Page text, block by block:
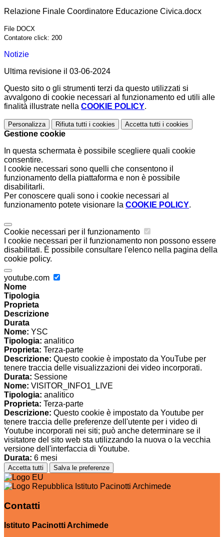
Relazione Finale Coordinatore Educazione Civica.docx
File DOCX
Contatore click: 200
Notizie
Ultima revisione il 03-06-2024
Questo sito o gli strumenti terzi da questo utilizzati si
avvalgono di cookie necessari al funzionamento ed utili alle
finalità illustrate nella COOKIE POLICY.
Personalizza Rifiuta tutti i cookies Accetta tutti i cookies
Gestione cookie
In questa schermata è possibile scegliere quali cookie
consentire.
I cookie necessari sono quelli che consentono il
funzionamento della piattaforma e non è possibile
disabilitarli.
Per conoscere quali sono i cookie necessari al
funzionamento potete visionare la COOKIE POLICY.
Cookie necessari per il funzionamento
I cookie necessari per il funzionamento non possono essere
disabilitati. È possibile consultare l'elenco nella pagina della
cookie policy.
youtube.com
Nome
Tipologia
Proprieta
Descrizione
Durata
Nome: YSC
Tipologia: analitico
Proprieta: Terza-parte
Descrizione: Questo cookie è impostato da YouTube per
tenere traccia delle visualizzazioni dei video incorporati.
Durata: Sessione
Nome: VISITOR_INFO1_LIVE
Tipologia: analitico
Proprieta: Terza-parte
Descrizione: Questo cookie è impostato da Youtube per
tenere traccia delle preferenze dell'utente per i video di
Youtube incorporati nei siti; può anche determinare se il
visitatore del sito web sta utilizzando la nuova o la vecchia
versione dell'interfaccia di Youtube.
Durata: 6 mesi
Accetta tutti Salva le preferenze
Istituto Pacinotti Archimede
Contatti
Istituto Pacinotti Archimede